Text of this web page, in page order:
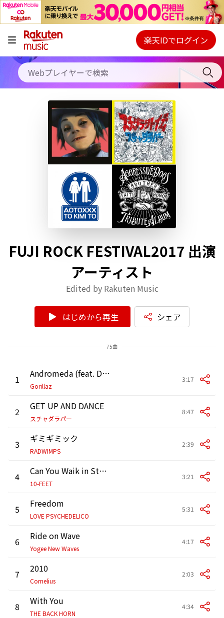
キャンペーン
料金プラン
使い方
初回30日間無料お試し
Webプレイヤー
ご契約内容の確認・変更
楽天IDでログイン
FUJI ROCK FESTIVAL2017 出演
アーティスト
Edited by Rakuten Music
はじめから再生 シェア
75曲
1 Andromeda (feat. DRAM)
Gorillaz
3:17
2 GET UP AND DANCE
スチャダラパー
8:47
3 ギミギミック
RADWIMPS
2:39
4 Can You Waik in State
10-FEET
3:21
5 Freedom
LOVE PSYCHEDELICO
5:31
6 Ride on Wave
Yogee New Waves
4:17
7 2010
Cornelius
2:03
8 With You
THE BACK HORN
4:34